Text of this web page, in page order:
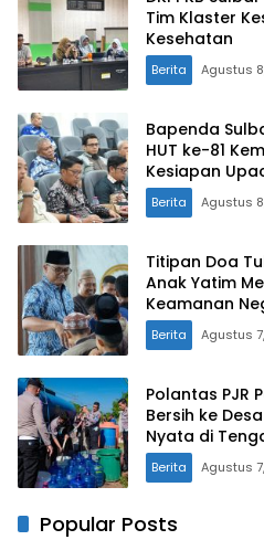
Tim Klaster
Kesehatan
Berita Agustus
Bapenda
HUT ke-81
Kesiapan
Sulawesi Barat
Berita Agustus
Titipan Doa
Anak Yatim
Keamanan
Berita Agustus
Polantas PJR
Bersih ke
Nyata di
Berita Agustus
Popular Posts